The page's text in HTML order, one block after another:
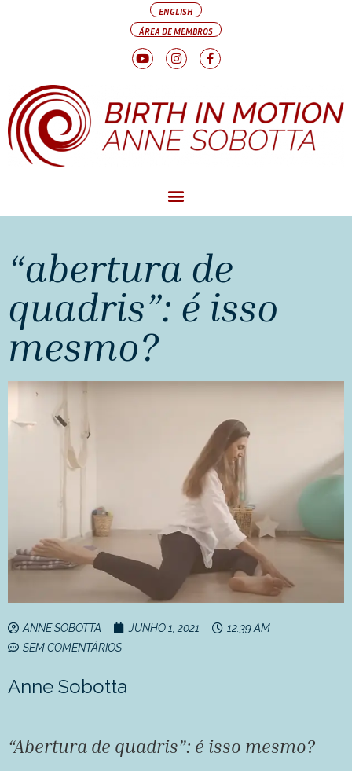
ENGLISH
ÁREA DE MEMBROS
“abertura de
quadris”: é isso
mesmo?
ANNE SOBOTTA JUNHO 1, 2021
12:39 AM
SEM COMENTÁRIOS
Anne Sobotta
“Abertura de quadris”: é isso mesmo?